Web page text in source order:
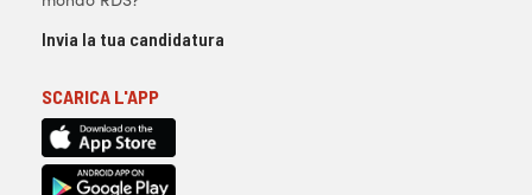
Invia la tua candidatura
SCARICA L'APP